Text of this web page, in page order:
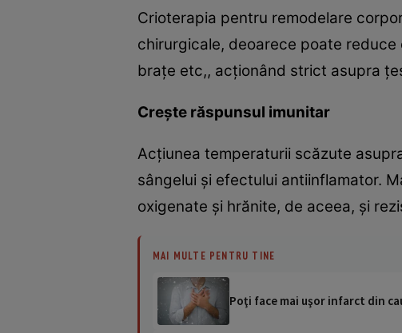
Crioterapia pentru remodelare
chirurgicale, deoarece poate
brațe etc,, acționând strict asupra
Crește răspunsul imunitar
Acțiunea temperaturii scăzute
sângelui și efectului antiinflamator.
oxigenate și hrănite, de aceea, și
MAI MULTE PENTRU TINE
Poţi face mai uşor infarct din